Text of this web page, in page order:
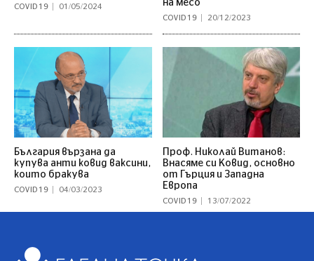
COVID 19 01/05/2024
на месо
COVID 19 20/12/2023
България вързана да
купува анти ковид ваксини,
които бракува
COVID 19 04/03/2023
Проф. Николай Витанов:
Внасяме си Ковид, основно
от Гърция и Западна
Европа
COVID 19 13/07/2022